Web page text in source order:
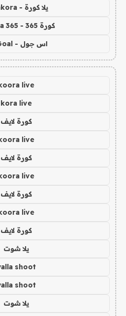
يلا كورة - yallakora
كورة 365 - kooora 365
اس جول - AS Goal
live
kora live
كورة لايف
live
كورة لايف
live
كورة لايف
live
كورة لايف
يلا شوت
shoot
shoot
يلا شوت